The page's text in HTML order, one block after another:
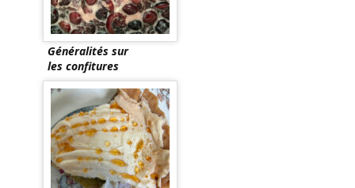
Généralités sur
les confitures